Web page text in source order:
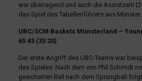
war überragend und auch die Assistzahl
das Spiel des Tabellenführers aus Münster.
UBC/SCM Baskets Münsterland –
65:43 (33:20)
Der erste Angriff des UBC-Teams war
des Spieles: Nach dem von Phil Schmidt
gesicherten Ball nach dem Sprungball